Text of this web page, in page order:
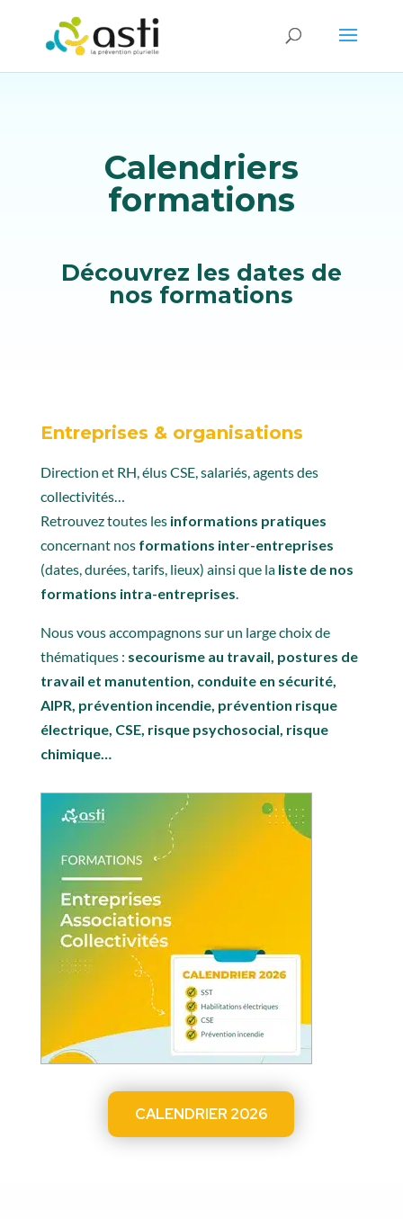
Calendriers
formations
Découvrez les dates de
nos formations
Entreprises & organisations
Direction et RH, élus CSE, salariés, agents des
collectivités…
Retrouvez toutes les informations pratiques
concernant nos formations inter-entreprises
(dates, durées, tarifs, lieux) ainsi que la liste de nos
formations intra-entreprises.
Nous vous accompagnons sur un large choix de
thématiques : secourisme au travail, postures de
travail et manutention, conduite en sécurité,
AIPR, prévention incendie, prévention risque
électrique, CSE, risque psychosocial, risque
chimique…
CALENDRIER 2026